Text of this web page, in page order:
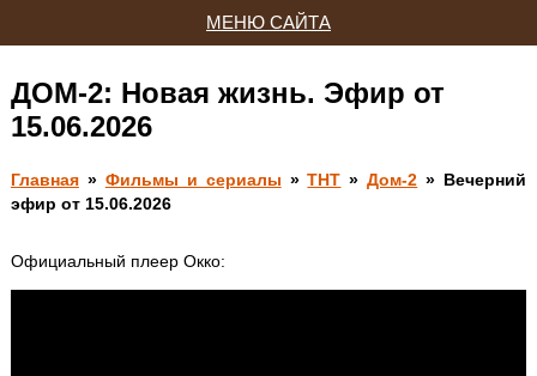
ДОМ-2: Новая жизнь. Эфир от
15.06.2026
Главная» Фильмы и сериалы »ТНТ »Дом-2 » Вечерний
эфир от 15.06.2026
Официальный плеер Окко:
МЕНЮ САЙТА